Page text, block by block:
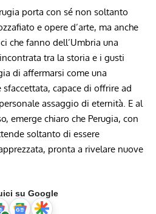
porta con sé non‌ soltanto
e opere⁤ d’arte, ma anche‍
che fanno dell’Umbria​ una
tra la ⁤storia e ‌i gusti
di affermarsi come una⁣
capace di ​offrire ad
assaggio di eternità. E al
emerge chiaro che Perugia, con
soltanto di ⁣essere
pronta a rivelare​ nuove⁢
su Google